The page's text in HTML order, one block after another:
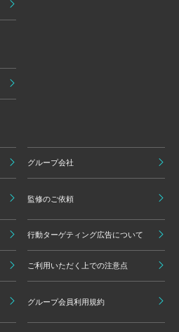
グループ会社
監修のご依頼
行動ターゲティング広告について
ご利用いただく上での注意点
グループ会員利用規約